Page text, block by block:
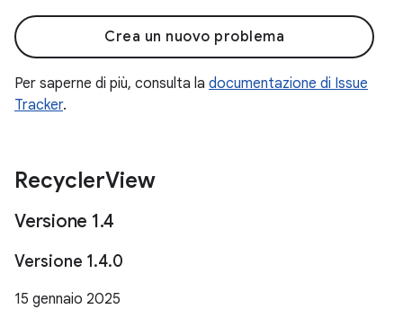
Crea un nuovo problema
Per saperne di più, consulta la documentazione di Issue
Tracker.
RecyclerView
Versione 1.4
Versione 1.4.0
15 gennaio 2025